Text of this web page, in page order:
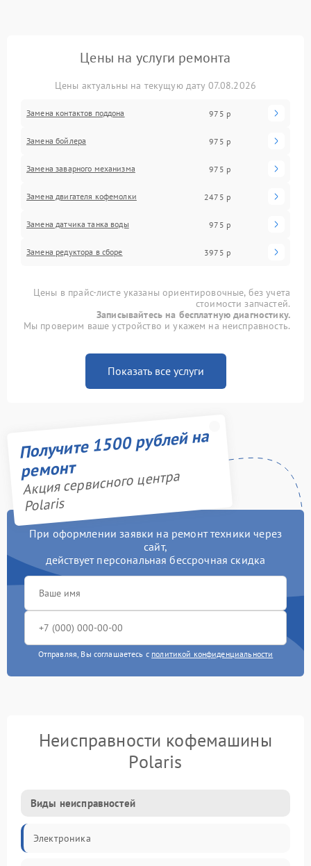
Цены на услуги ремонта
Цены актуальны на текущую дату 07.08.2026
Замена контактов поддона 975 р
Замена бойлера 975 р
Замена заварного механизма 975 р
Замена двигателя кофемолки 2475 р
Замена датчика танка воды 975 р
Замена редуктора в сборе 3975 р
Цены в прайс-листе указаны ориентировочные, без учета
стоимости запчастей.
Записывайтесь на бесплатную диагностику.
Мы проверим ваше устройство и укажем на неисправность.
Показать все услуги
Получите 1500 рублей на
ремонт
Акция сервисного центра
Polaris
При оформлении заявки на ремонт техники через
сайт,
действует персональная бессрочная скидка
Отправляя, Вы соглашаетесь с политикой конфиденциальности
Неисправности кофемашины
Polaris
Виды неисправностей
Электроника